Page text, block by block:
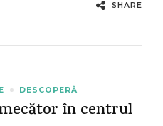
SHARE
DESCOPERĂ
în centrul